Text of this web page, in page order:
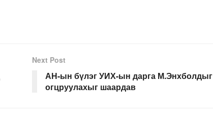
Next Post
АН-ын бүлэг УИХ-ын дарга М.Энхболдыг
огцруулахыг шаардав